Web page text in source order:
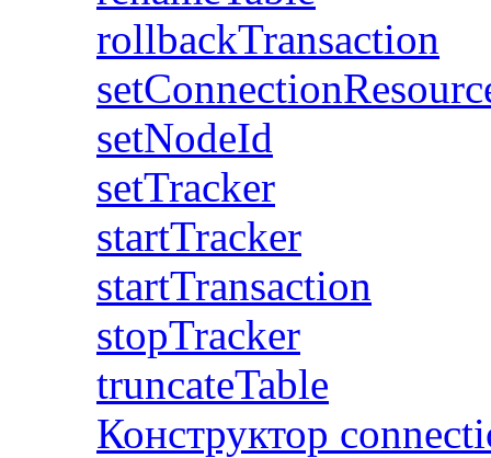
rollbackTransaction
setNodeId
setTracker
startTracker
startTransaction
stopTracker
truncateTable
Конструктор